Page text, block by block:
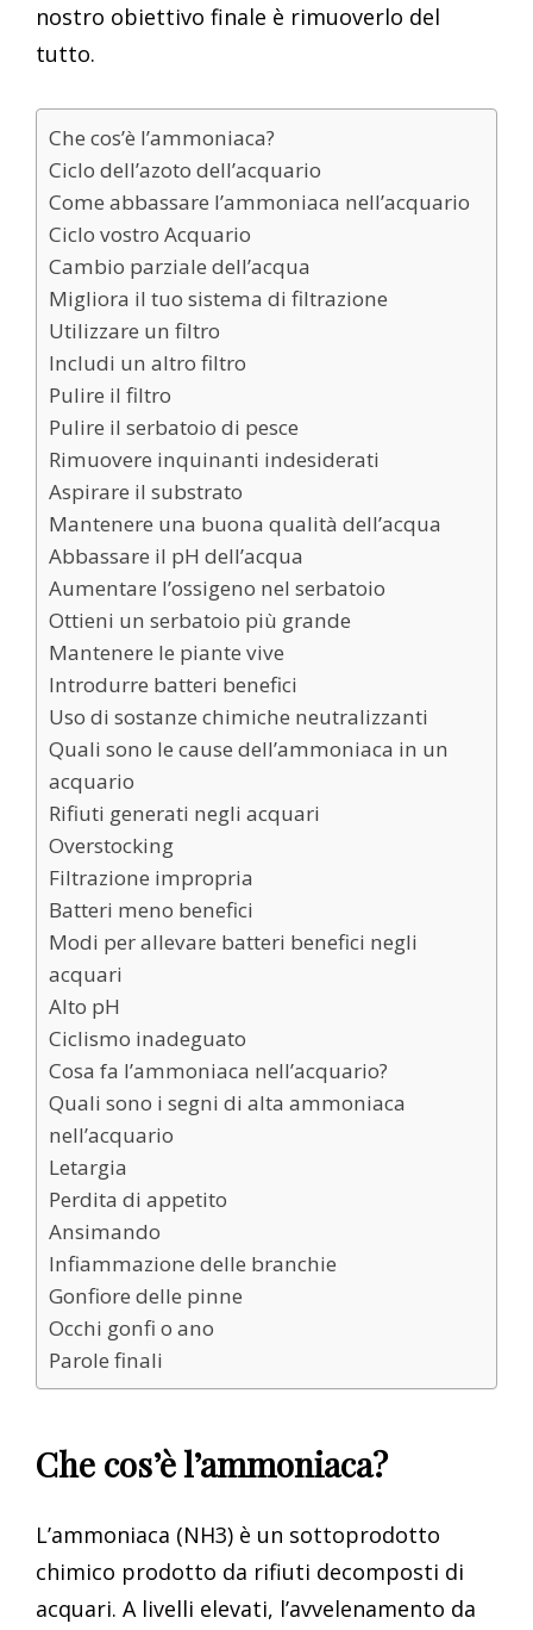
nostro obiettivo finale è rimuoverlo del
tutto.
Che cos’è l’ammoniaca?
Ciclo dell’azoto dell’acquario
Come abbassare l’ammoniaca nell’acquario
Ciclo vostro Acquario
Cambio parziale dell’acqua
Migliora il tuo sistema di filtrazione
Utilizzare un filtro
Includi un altro filtro
Pulire il filtro
Pulire il serbatoio di pesce
Rimuovere inquinanti indesiderati
Aspirare il substrato
Mantenere una buona qualità dell’acqua
Abbassare il pH dell’acqua
Aumentare l’ossigeno nel serbatoio
Ottieni un serbatoio più grande
Mantenere le piante vive
Introdurre batteri benefici
Uso di sostanze chimiche neutralizzanti
Quali sono le cause dell’ammoniaca in un
acquario
Rifiuti generati negli acquari
Overstocking
Filtrazione impropria
Batteri meno benefici
Modi per allevare batteri benefici negli
acquari
Alto pH
Ciclismo inadeguato
Cosa fa l’ammoniaca nell’acquario?
Quali sono i segni di alta ammoniaca
nell’acquario
Letargia
Perdita di appetito
Ansimando
Infiammazione delle branchie
Gonfiore delle pinne
Occhi gonfi o ano
Parole finali
Che cos’è l’ammoniaca?
L’ammoniaca (NH3) è un sottoprodotto
chimico prodotto da rifiuti decomposti di
acquari. A livelli elevati, l’avvelenamento da